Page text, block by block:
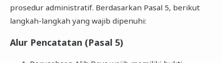
prosedur administratif. Berdasarkan Pasal 5, berikut
langkah-langkah yang wajib dipenuhi:
Alur Pencatatan (Pasal 5)